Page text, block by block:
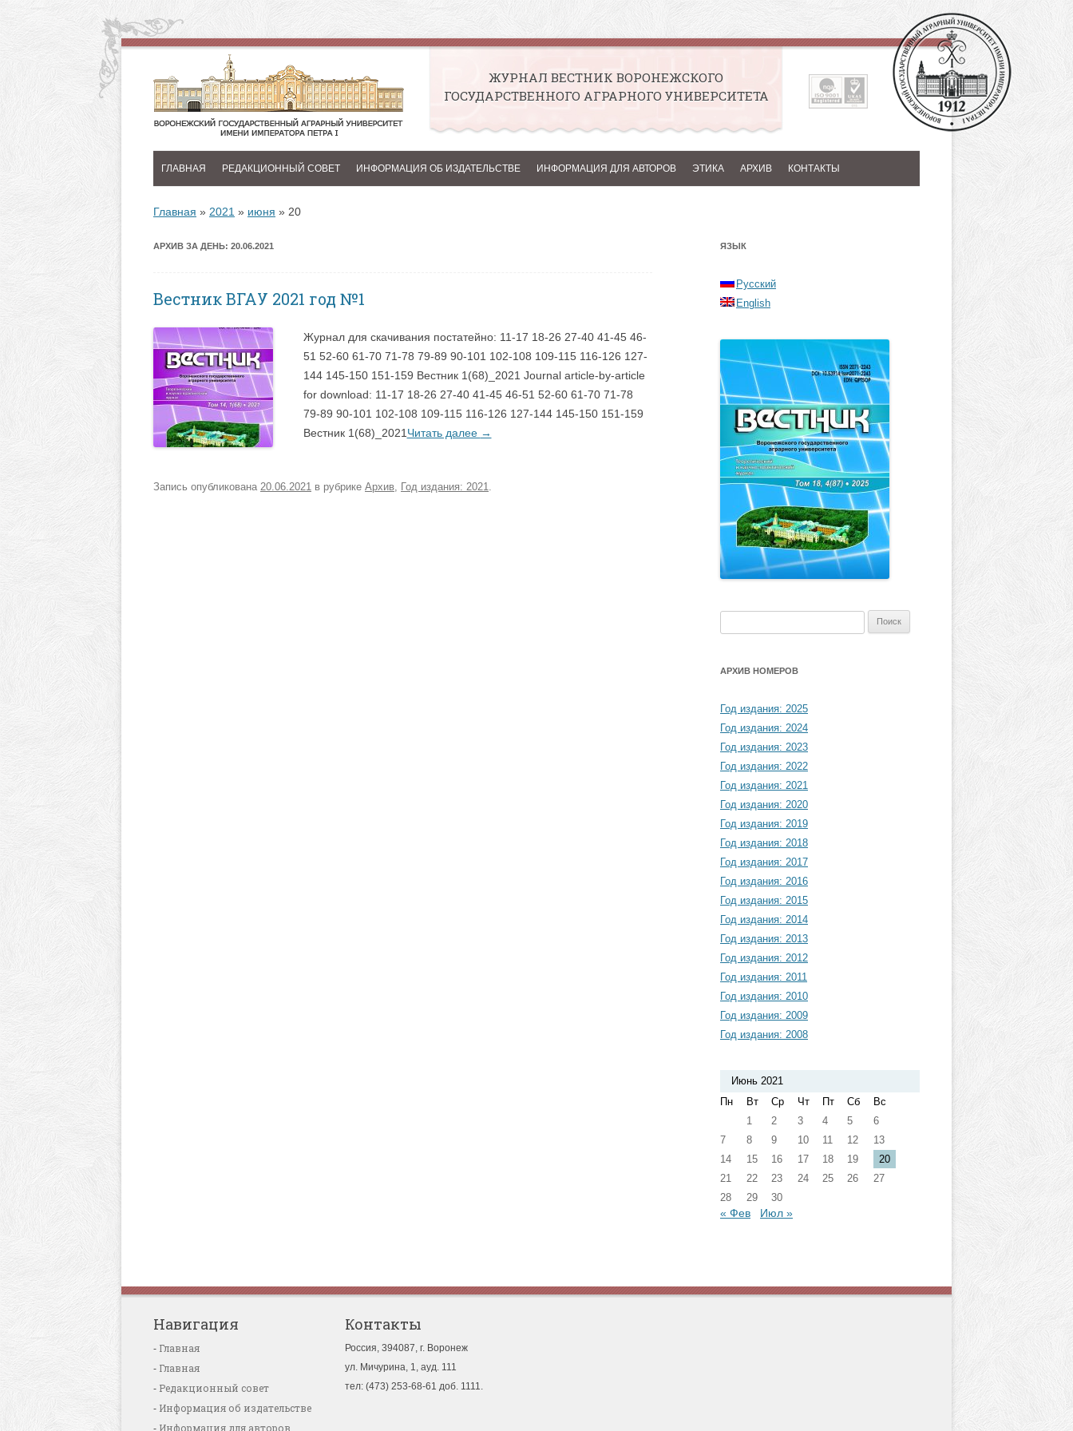
ЖУРНАЛ ВЕСТНИК ВОРОНЕЖСКОГО
ГОСУДАРСТВЕННОГО АГРАРНОГО УНИВЕРСИТЕТА
ГЛАВНАЯ РЕДАКЦИОННЫЙ СОВЕТ ИНФОРМАЦИЯ ОБ ИЗДАТЕЛЬСТВЕ ИНФОРМАЦИЯ ДЛЯ АВТОРОВ ЭТИКА АРХИВ КОНТАКТЫ
Главная » 2021 » июня » 20
АРХИВ ЗА ДЕНЬ: 20.06.2021
Вестник ВГАУ 2021 год №1
Журнал для скачивания постатейно: 11-17 18-26 27-40 41-45 46-
51 52-60 61-70 71-78 79-89 90-101 102-108 109-115 116-126 127-
144 145-150 151-159 Вестник 1(68)_2021 Journal article-by-article
for download: 11-17 18-26 27-40 41-45 46-51 52-60 61-70 71-78
79-89 90-101 102-108 109-115 116-126 127-144 145-150 151-159
Вестник 1(68)_2021 Читать далее →
Запись опубликована 20.06.2021 в рубрике Архив, Год издания: 2021.
ЯЗЫК
Русский
English
АРХИВ НОМЕРОВ
Год издания: 2025
Год издания: 2024
Год издания: 2023
Год издания: 2022
Год издания: 2021
Год издания: 2020
Год издания: 2019
Год издания: 2018
Год издания: 2017
Год издания: 2016
Год издания: 2015
Год издания: 2014
Год издания: 2013
Год издания: 2012
Год издания: 2011
Год издания: 2010
Год издания: 2009
Год издания: 2008
Июнь 2021
Пн
Вт Ср Чт Пт Сб
Вс
1
2 3 4 5
6
7
8 9 10 11 12
13
14
15 16 17 18 19
20
21
22 23 24 25 26
27
28
29 30
« Фев Июл »
Навигация
Главная
Главная
Редакционный совет
Информация об издательстве
Информация для авторов
Контакты
Россия, 394087, г. Воронеж
ул. Мичурина, 1, ауд. 111
тел: (473) 253-68-61 доб. 1111.